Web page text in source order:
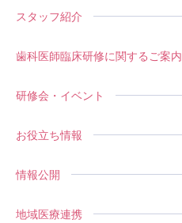
スタッフ紹介
歯科医師臨床研修に関するご案内
研修会・イベント
お役立ち情報
情報公開
地域医療連携